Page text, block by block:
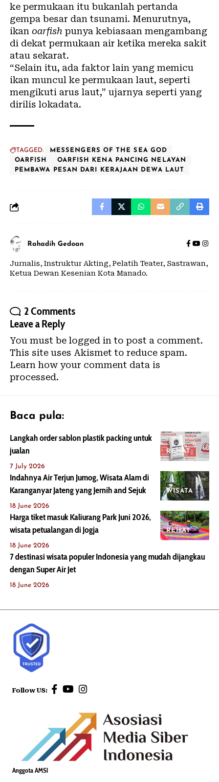
ke permukaan itu bukanlah pertanda
gempa besar dan tsunami. Menurutnya,
ikan oarfish punya kebiasaan mengambang
di dekat permukaan air ketika mereka sakit
atau sekarat.
“Selain itu, ada faktor lain yang memicu
ikan muncul ke permukaan laut, seperti
mengikuti arus laut,” ujarnya seperti yang
dirilis lokadata.
TAGGED:
MESSENGERS OF THE SEA GOD
OARFISH
OARFISH KENA PANCING NELAYAN
PEMBAWA PESAN DARI KERAJAAN DEWA LAUT
Rahadih Gedoan
Jurnalis, Instruktur Akting, Pelatih Teater, Sastrawan,
Ketua Dewan Kesenian Kota Manado.
2 Comments
Leave a Reply
You must be logged in to post a comment.
This site uses Akismet to reduce spam.
Learn how your comment data is
processed.
Baca pula:
REHAT
Langkah order sablon plastik packing untuk
jualan
7 July 2026
WISATA
Indahnya Air Terjun Jumog, Wisata Alam di
Karanganyar Jateng yang Jernih and Sejuk
18 June 2026
REHAT
Harga tiket masuk Kaliurang Park Juni 2026,
wisata petualangan di Jogja
18 June 2026
7 destinasi wisata populer Indonesia yang mudah dijangkau
dengan Super Air Jet
18 June 2026
Follow US:
Anggota AMSI